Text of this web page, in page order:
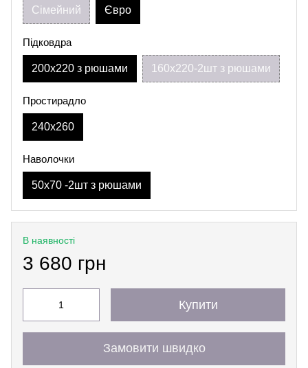
Сімейний Євро
Підковдра
200х220 з рюшами 160х220-2шт з рюшами
Простирадло
240х260
Наволочки
50х70 -2шт з рюшами
В наявності
3 680 грн
Купити
Замовити швидко